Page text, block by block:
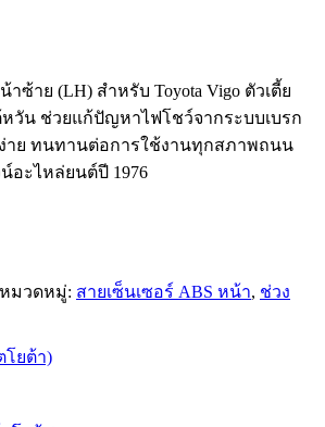
าซ้าย (LH) สำหรับ Toyota Vigo ตัวเตี้ย
วัน ช่วยแก้ปัญหาไฟโชว์จากระบบเบรก
าย ทนทานต่อการใช้งานทุกสภาพถนน
อะไหล่ยนต์ปี 1976
หมวดหมู่: สายเซ็นเซอร์ ABS หน้า, ช่วง
โยต้า)